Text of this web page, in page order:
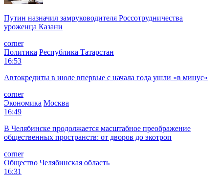
Путин назначил замруководителя Россотрудничества
уроженца Казани
corner
Политика Республика Татарстан
16:53
Автокредиты в июле впервые с начала года ушли «в минус»
corner
Экономика Москва
16:49
В Челябинске продолжается масштабное преображение
общественных пространств: от дворов до экотроп
corner
Общество Челябинская область
16:31